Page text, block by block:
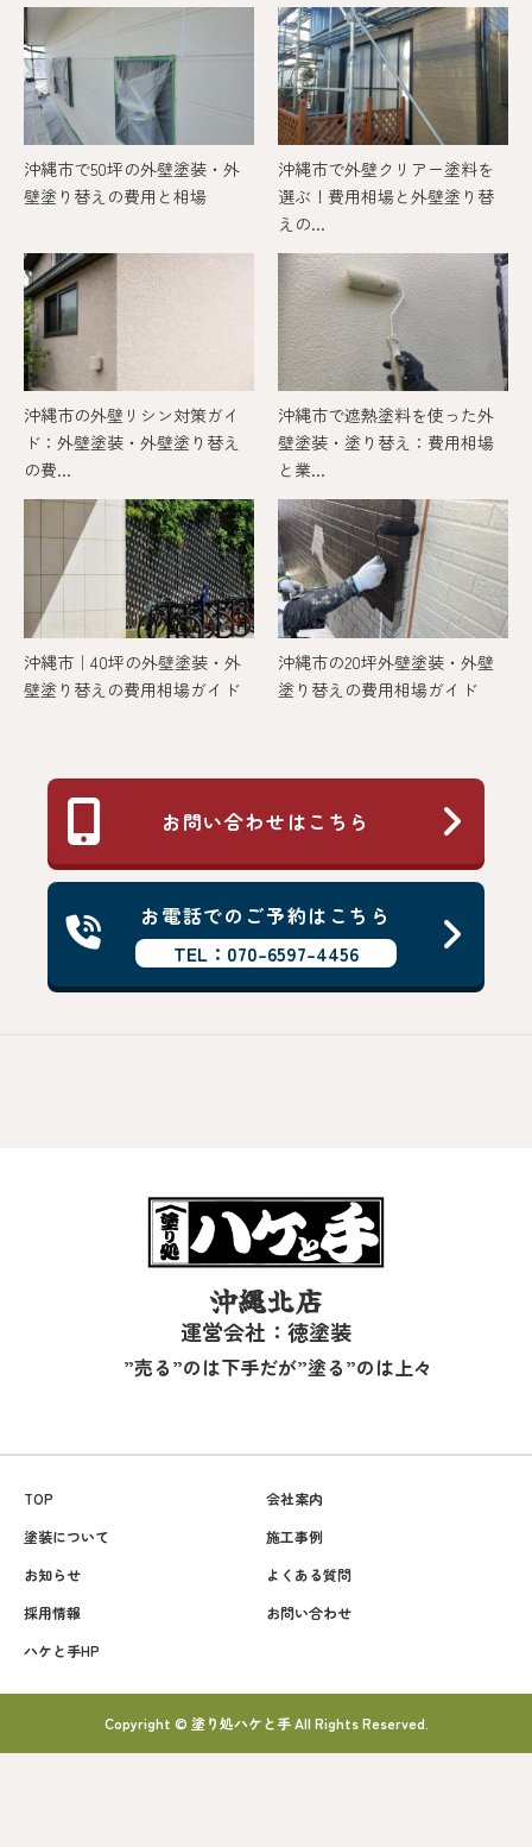
沖縄市で50坪の外壁塗装・外
壁塗り替えの費用と相場
沖縄市で外壁クリアー塗料を
選ぶ！費用相場と外壁塗り替
えの...
沖縄市の外壁リシン対策ガイ
ド：外壁塗装・外壁塗り替え
の費...
沖縄市で遮熱塗料を使った外
壁塗装・塗り替え：費用相場
と業...
沖縄市｜40坪の外壁塗装・外
壁塗り替えの費用相場ガイド
沖縄市の20坪外壁塗装・外壁
塗り替えの費用相場ガイド
お問い合わせはこちら
お電話でのご予約はこちら
TEL：070-6597-4456
沖縄北店
運営会社：徳塗装
”売る”のは下手だが”塗る”のは上々
TOP
会社案内
塗装について
施工事例
お知らせ
よくある質問
採用情報
お問い合わせ
ハケと手HP
Copyright © 塗り処ハケと手 All Rights Reserved.